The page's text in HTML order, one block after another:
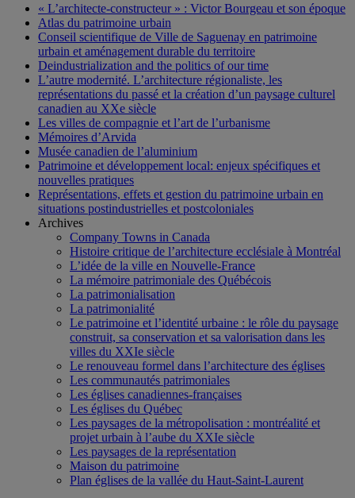
« L’architecte-constructeur » : Victor Bourgeau et son époque
Atlas du patrimoine urbain
Conseil scientifique de Ville de Saguenay en patrimoine
urbain et aménagement durable du territoire
Deindustrialization and the politics of our time
L’autre modernité. L’architecture régionaliste, les
représentations du passé et la création d’un paysage culturel
canadien au XXe siècle
Les villes de compagnie et l’art de l’urbanisme
Mémoires d’Arvida
Musée canadien de l’aluminium
Patrimoine et développement local: enjeux spécifiques et
nouvelles pratiques
Représentations, effets et gestion du patrimoine urbain en
situations postindustrielles et postcoloniales
Archives
Company Towns in Canada
Histoire critique de l’architecture ecclésiale à Montréal
L’idée de la ville en Nouvelle-France
La mémoire patrimoniale des Québécois
La patrimonialisation
La patrimonialité
Le patrimoine et l’identité urbaine : le rôle du paysage
construit, sa conservation et sa valorisation dans les
villes du XXIe siècle
Le renouveau formel dans l’architecture des églises
Les communautés patrimoniales
Les églises canadiennes-françaises
Les églises du Québec
Les paysages de la métropolisation : montréalité et
projet urbain à l’aube du XXIe siècle
Les paysages de la représentation
Maison du patrimoine
Plan églises de la vallée du Haut-Saint-Laurent